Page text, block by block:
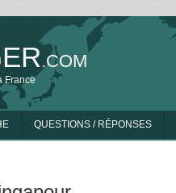
.COM
France
QUESTIONS / RÉPONSES